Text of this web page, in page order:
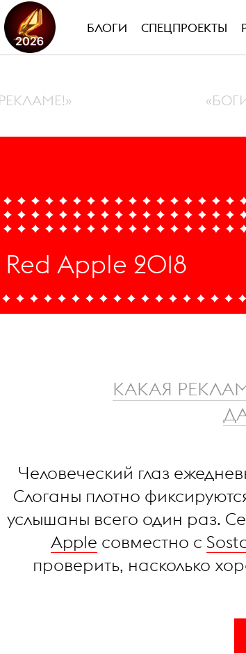
БЛОГИ СПЕЦПРОЕКТЫ
Apple 2018
КАКАЯ
Человеческий глаз
Слоганы плотно
услышаны всего один раз.
Apple совместно с
проверить, насколько